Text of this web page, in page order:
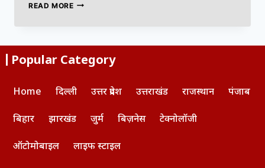
READ MORE
Popular Category
Home दिल्ली उत्तर प्रदेश उत्तराखंड राजस्थान पंजाब
बिहार झारखंड जुर्म बिज़नेस टेक्नोलॉजी
ऑटोमोबाइल लाइफ स्टाइल